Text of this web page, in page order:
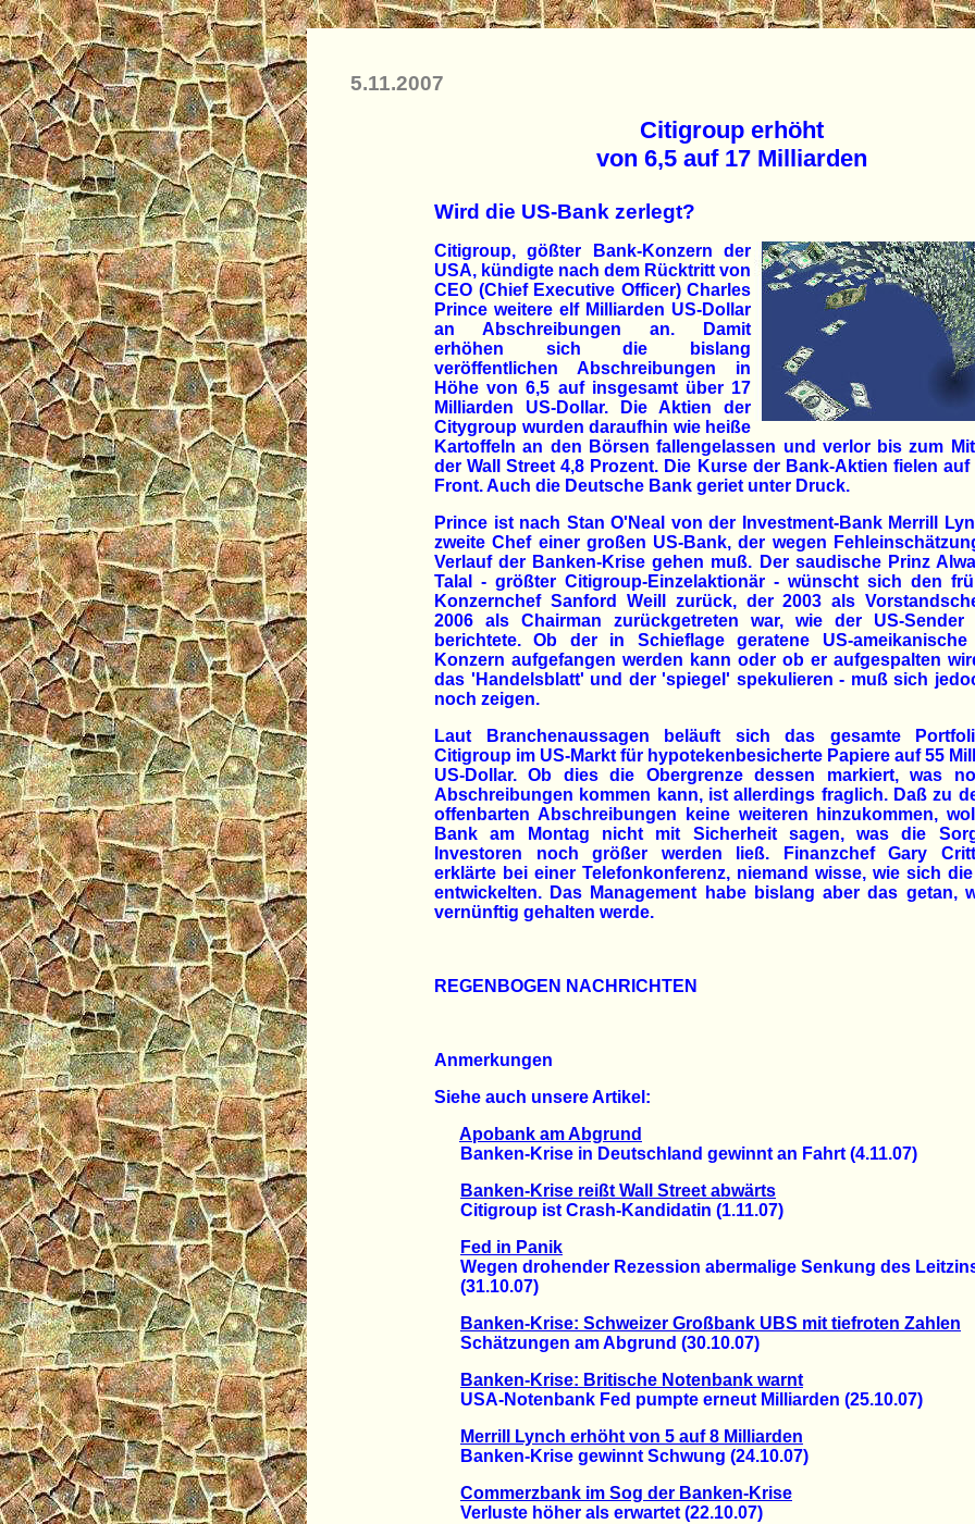
5.11.2007
Citigroup erhöht
von 6,5 auf 17 Milliarden
Wird die US-Bank zerlegt?
Citigroup, gößter Bank-Konzern der
USA, kündigte nach dem Rücktritt von
CEO (Chief Executive Officer) Charles
Prince weitere elf Milliarden US-Dollar
an Abschreibungen an. Damit
erhöhen sich die bislang
veröffentlichen Abschreibungen in
Höhe von 6,5 auf insgesamt über 17
Milliarden US-Dollar. Die Aktien der
Citygroup wurden daraufhin wie heiße
Kartoffeln an den Börsen fallengelassen und verlor bis zum
der Wall Street 4,8 Prozent. Die Kurse der Bank-Aktien fielen auf
Front. Auch die Deutsche Bank geriet unter Druck.
Prince ist nach Stan O'Neal von der Investment-Bank Merrill
zweite Chef einer großen US-Bank, der wegen
Verlauf der Banken-Krise gehen muß. Der saudische Prinz
Talal - größter Citigroup-Einzelaktionär - wünscht sich den
Konzernchef Sanford Weill zurück, der 2003 als
2006 als Chairman zurückgetreten war, wie der US-Sender
berichtete. Ob der in Schieflage geratene US-ameikanische
Konzern aufgefangen werden kann oder ob er aufgespalten
das 'Handelsblatt' und der 'spiegel' spekulieren - muß sich
noch zeigen.
Laut Branchenaussagen beläuft sich das gesamte
Citigroup im US-Markt für hypotekenbesicherte Papiere auf 55
US-Dollar. Ob dies die Obergrenze dessen markiert, was
Abschreibungen kommen kann, ist allerdings fraglich. Daß zu
offenbarten Abschreibungen keine weiteren hinzukommen,
Bank am Montag nicht mit Sicherheit sagen, was die
Investoren noch größer werden ließ. Finanzchef Gary
erklärte bei einer Telefonkonferenz, niemand wisse, wie sich
entwickelten. Das Management habe bislang aber das getan,
vernünftig gehalten werde.
REGENBOGEN NACHRICHTEN
Anmerkungen
Siehe auch unsere Artikel:
Apobank am Abgrund
Banken-Krise in Deutschland gewinnt an Fahrt (4.11.07)
Banken-Krise reißt Wall Street abwärts
Citigroup ist Crash-Kandidatin (1.11.07)
Fed in Panik
Wegen drohender Rezession abermalige Senkung des
(31.10.07)
Banken-Krise: Schweizer Großbank UBS mit tiefroten Zahlen
Schätzungen am Abgrund (30.10.07)
Banken-Krise: Britische Notenbank warnt
USA-Notenbank Fed pumpte erneut Milliarden (25.10.07)
Merrill Lynch erhöht von 5 auf 8 Milliarden
Banken-Krise gewinnt Schwung (24.10.07)
Commerzbank im Sog der Banken-Krise
Verluste höher als erwartet (22.10.07)